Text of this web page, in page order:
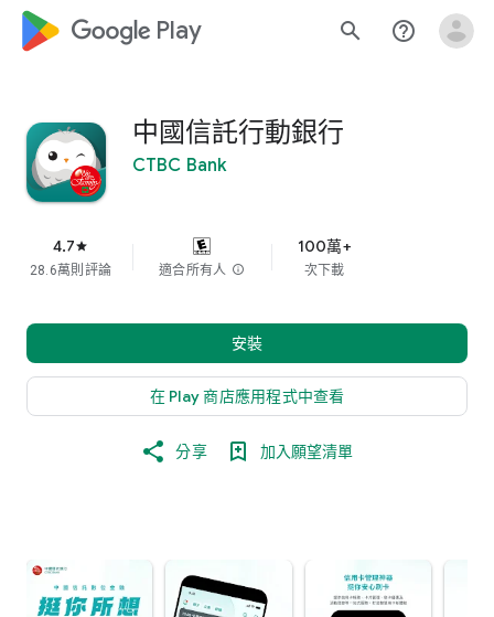
google_logo Play search help_outline
中國信託行動銀行
CTBC Bank
4.7star
28.6萬則評論 適合所有人 info
100萬+
次下載
安裝
在 Play 商店應用程式中查看
分享 加入願望清單